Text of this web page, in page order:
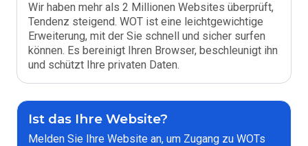
Wir haben mehr als 2 Millionen Websites überprüft,
Tendenz steigend. WOT ist eine leichtgewichtige
Erweiterung, mit der Sie schnell und sicher surfen
können. Es bereinigt Ihren Browser, beschleunigt ihn
und schützt Ihre privaten Daten.
Ist das Ihre Website?
Melden Sie Ihre Website an, um Zugang zu WOTs